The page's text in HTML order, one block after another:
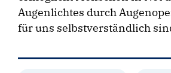
Augenlichtes durch
für uns selbstverständlich